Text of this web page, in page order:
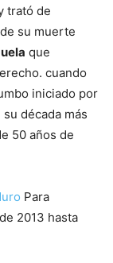
trató de
su muerte
que
cuando
iniciado por
década más
50 años de
Para
2013 hasta